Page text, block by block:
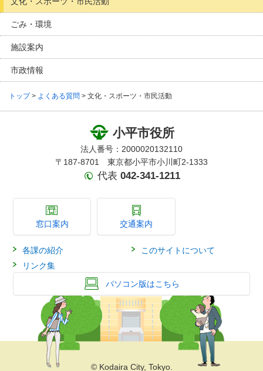
ごみ・環境
施設案内
市政情報
トップ> よくある質問 > 文化・スポーツ・市民活動
小平市役所
法人番号：2000020132110
〒187-8701 東京都小平市小川町2-1333
代表 042-341-1211
窓口案内 交通案内
各課の紹介
このサイトについて
リンク集
パソコン版はこちら
© Kodaira City, Tokyo.